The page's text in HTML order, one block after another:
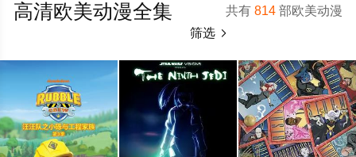
共有814 部欧美动漫
高清欧美动漫全集
筛选 